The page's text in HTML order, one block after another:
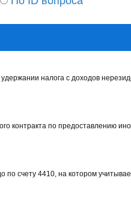
удержании налога с доходов
контракта по предоставлению
по счету 4410, на котором